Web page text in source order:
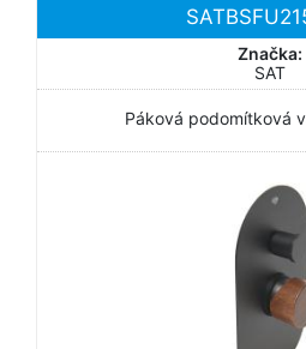
Značka:
SAT
Páková podomítková